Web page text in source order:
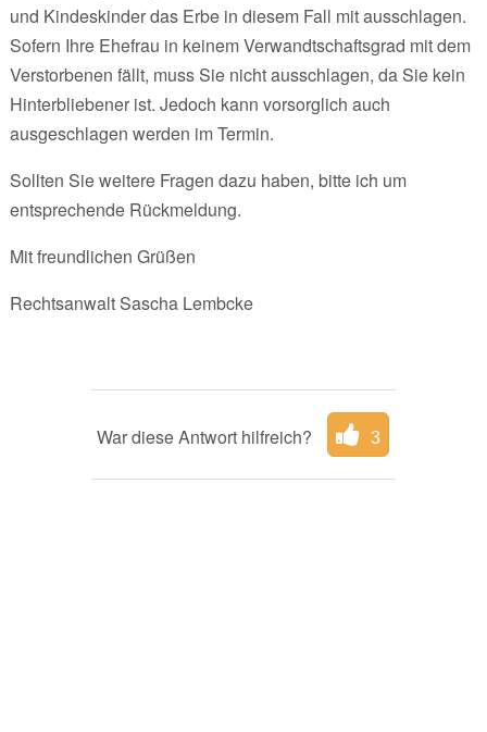
und Kindeskinder das Erbe in diesem Fall mit ausschlagen.
Sofern Ihre Ehefrau in keinem Verwandtschaftsgrad mit dem
Verstorbenen fällt, muss Sie nicht ausschlagen, da Sie kein
Hinterbliebener ist. Jedoch kann vorsorglich auch
ausgeschlagen werden im Termin.
Sollten Sie weitere Fragen dazu haben, bitte ich um
entsprechende Rückmeldung.
Mit freundlichen Grüßen
Rechtsanwalt Sascha Lembcke
War diese Antwort hilfreich? 3